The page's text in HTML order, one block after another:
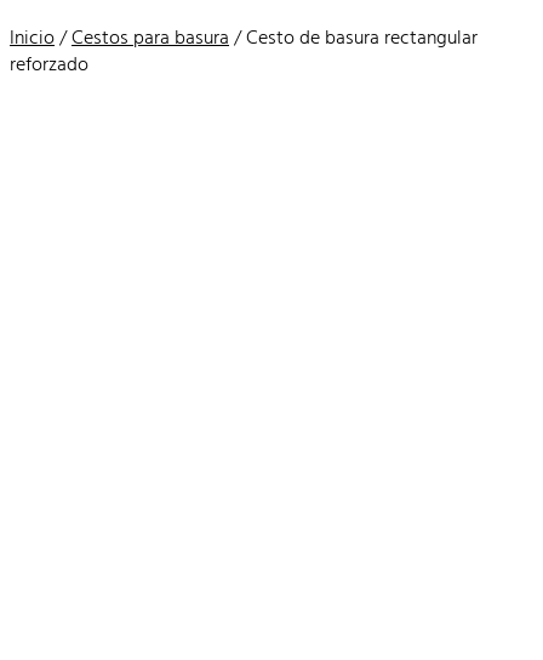
Inicio/Cestos para basura / Cesto de basura rectangular
reforzado